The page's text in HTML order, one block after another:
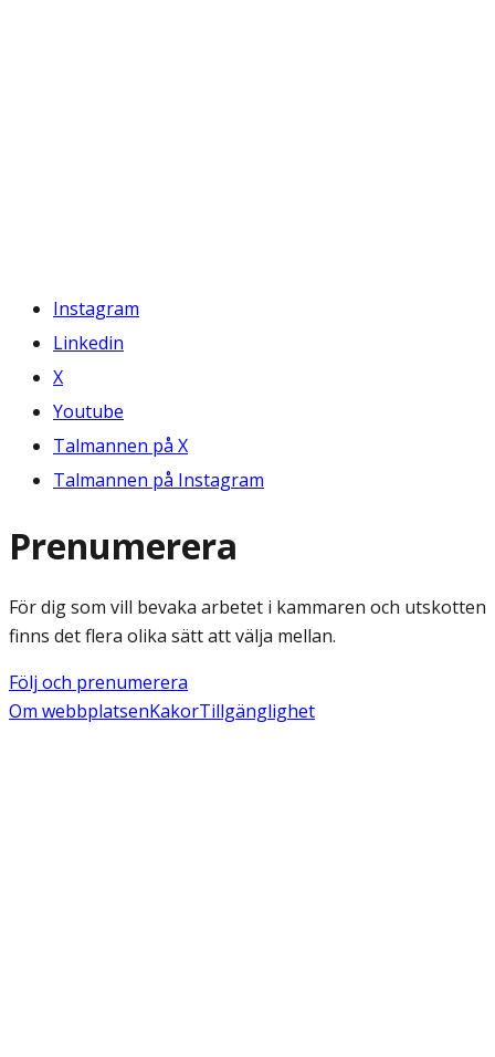
Instagram
Linkedin
X
Youtube
Talmannen på X
Talmannen på Instagram
Prenumerera
För dig som vill bevaka arbetet i kammaren och utskotten
finns det flera olika sätt att välja mellan.
Följ och prenumerera
Om webbplatsenKakorTillgänglighet